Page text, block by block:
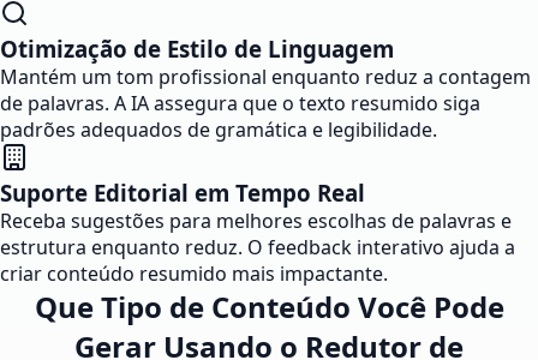
Otimização de Estilo de Linguagem
Mantém um tom profissional enquanto reduz a contagem
de palavras. A IA assegura que o texto resumido siga
padrões adequados de gramática e legibilidade.
Suporte Editorial em Tempo Real
Receba sugestões para melhores escolhas de palavras e
estrutura enquanto reduz. O feedback interativo ajuda a
criar conteúdo resumido mais impactante.
Que Tipo de Conteúdo Você Pode
Gerar Usando o Redutor de